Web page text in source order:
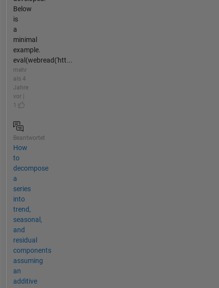
Below
is
a
minimal
example.
eval(webread('htt...
mehr
als 4
Jahre
vor |
1
Beantwortet
How
to
decompose
a
series
into
trend,
seasonal,
and
residual
components
assuming
an
additive